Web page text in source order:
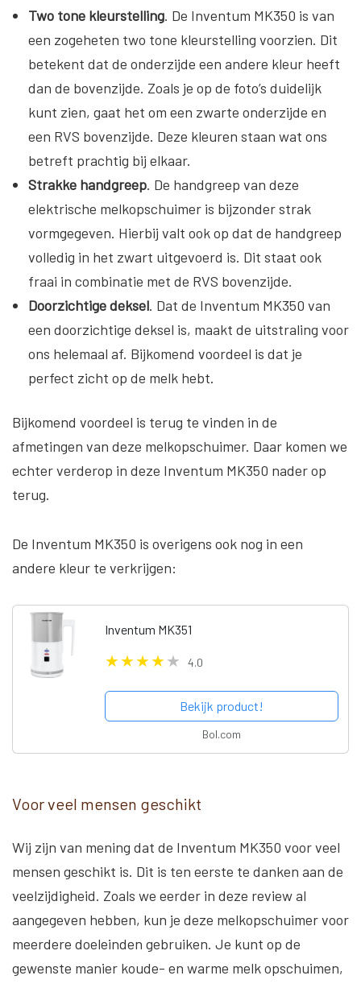
Two tone kleurstelling. De Inventum MK350 is van
een zogeheten two tone kleurstelling voorzien. Dit
betekent dat de onderzijde een andere kleur heeft
dan de bovenzijde. Zoals je op de foto’s duidelijk
kunt zien, gaat het om een zwarte onderzijde en
een RVS bovenzijde. Deze kleuren staan wat ons
betreft prachtig bij elkaar.
Strakke handgreep. De handgreep van deze
elektrische melkopschuimer is bijzonder strak
vormgegeven. Hierbij valt ook op dat de handgreep
volledig in het zwart uitgevoerd is. Dit staat ook
fraai in combinatie met de RVS bovenzijde.
Doorzichtige deksel. Dat de Inventum MK350 van
een doorzichtige deksel is, maakt de uitstraling voor
ons helemaal af. Bijkomend voordeel is dat je
perfect zicht op de melk hebt.
Bijkomend voordeel is terug te vinden in de
afmetingen van deze melkopschuimer. Daar komen we
echter verderop in deze Inventum MK350 nader op
terug.
De Inventum MK350 is overigens ook nog in een
andere kleur te verkrijgen:
Inventum MK351
4.0
Bekijk product!
Bol.com
Voor veel mensen geschikt
Wij zijn van mening dat de Inventum MK350 voor veel
mensen geschikt is. Dit is ten eerste te danken aan de
veelzijdigheid. Zoals we eerder in deze review al
aangegeven hebben, kun je deze melkopschuimer voor
meerdere doeleinden gebruiken. Je kunt op de
gewenste manier koude- en warme melk opschuimen,